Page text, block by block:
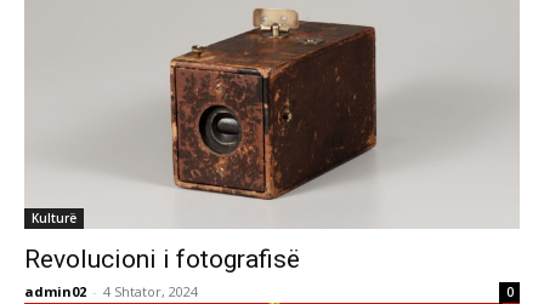
Kulturë
Revolucioni i fotografisë
admin02 - 4 Shtator, 2024 0